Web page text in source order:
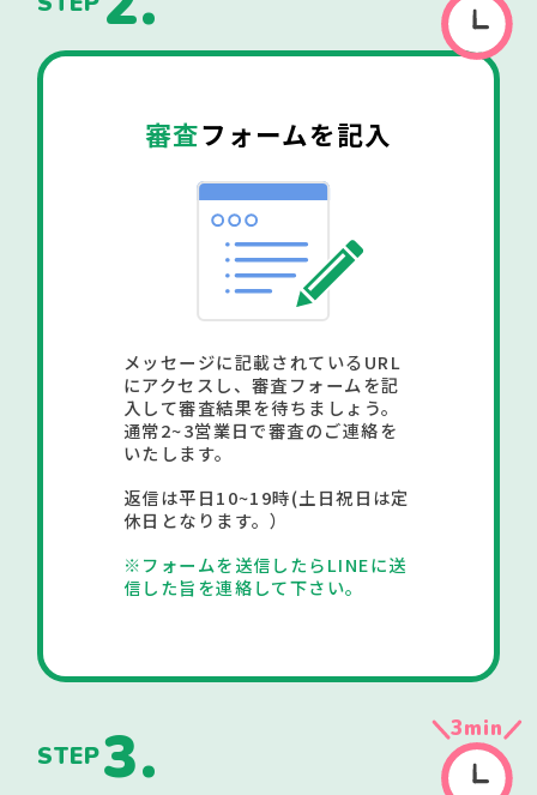
審査フォームを記入
メッセージに記載されているURL
にアクセスし、審査フォームを記
入して審査結果を待ちましょう。
通常2~3営業日で審査のご連絡を
いたします。
返信は平日10~19時(土日祝日は定
休日となります。）
※フォームを送信したらLINEに送
信した旨を連絡して下さい。
STEP3. 3min